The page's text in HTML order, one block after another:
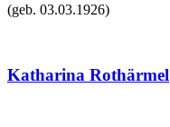
(geb. 03.03.1926)
Katharina Rothärmel